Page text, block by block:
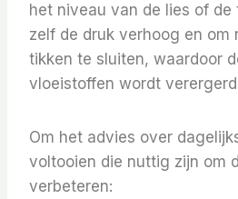
het niveau van de lies of de
zelf de druk verhoog en om
tikken te sluiten, waardoor
vloeistoffen wordt
Om het advies over
voltooien die nuttig zijn om
verbeteren: